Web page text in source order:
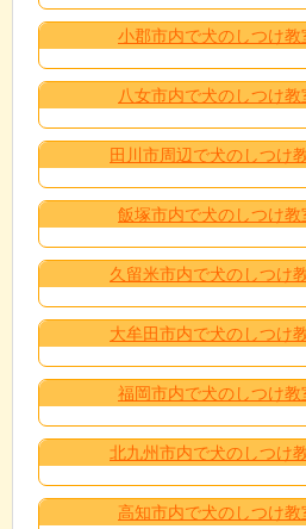
小郡市内で犬のしつけ教
八女市内で犬のしつけ
田川市周辺で犬のしつけ
飯塚市内で犬のしつけ教
久留米市内で犬のしつけ
大牟田市内で犬のしつけ
福岡市内で犬のしつけ教
北九州市内で犬のしつけ
高知市内で犬のしつけ教